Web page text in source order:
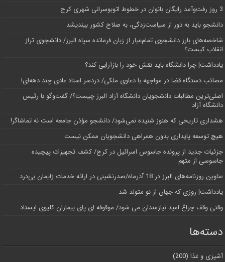
3 روز رفت‌وآمد رایگان بانوان در خطوط اتوبوسرانی شهری کرج
دانشجو باید به دور از سیاست‌زدگی، به صلاح کشور بیندیشد
شاخصه‌های بارز دانشجوی تمام‌عیار از زبان فرمانده سپاه البرز/ دانشجوی تراز
انقلاب کیست؟
یادداشت| چرا دانشگاه باید نقش خود را بازآرایی کند؟
مصائب دستگاه قضا در مواجهه با دعاوی ملکی/ دردسر اسناد عادی چند‌ دهه‌ای!
اصلی‌ترین مطالبات دانشجویان دانشگاه آزاد البرز چیست؟/ گفت‌وگو با رئیس
دانشگاه آز‌اد
هشداری تاریخی که هنوز شنیده نمی‌شود/ دانشجو مؤذن جامعه است نه تماشاگر!
هیچ توسعه پایداری بدون همراهی دانشجویان ممکن نیست
جزئیات جدید از پرونده جاسوس اسرائیل در کرج/‌ کشف تجهیزات پیچیده
جاسوسی از متهم
عناوین روزنامه‌های البرز در ‌18 آذرماه/صدرنشینی در ارائه خدمات زایمان بی‌درد
یادداشت| روزی که جهان از نو متولد شد
وقتی وقف چراغ امید نیازمندان می شود/ موقوفه ای پای بیماران کلیوی ایستاد
دسته‌ها
آشپزی و غذا (200)